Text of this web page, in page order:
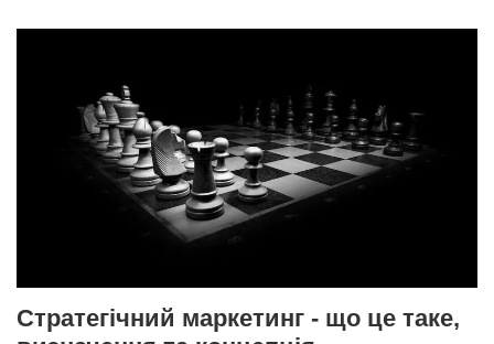
Стратегічний маркетинг - що це таке,